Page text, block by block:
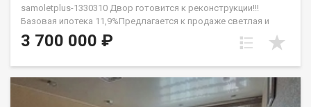
samoletplus-1330310 Двор готовится к реконструкции!!!
Базовая ипотека 11,9%Предлагается к продаже светлая и
уютная двухкомнатная квартира общей площадью 42 кв.м О
квартире: Состояние: Квартира полностью готова к
укладкой кафеля. По всей площади квартиры установлены
натяжные потолки со встроенными точечными
3 700 000 ₽